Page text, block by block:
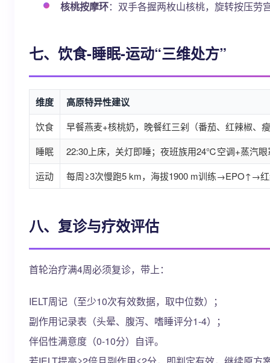
核桃按摩环：双手各握两枚山核桃，旋转按压劳
七、饮食-睡眠-运动“三维处方”
维度 高原特异性建议
饮食
早餐燕麦+核桃奶，晚餐红三剁（番茄、红辣椒、
睡眠
22:30上床，关灯即睡；夜班族用24℃空调+蒸汽
运动
每周≥3次慢跑5 km，海拔1900 m训练→EPO↑→
八、复诊与疗效评估
首轮治疗满4周必须复诊，带上：
IELT周记（至少10次有效数据，取中位数）；
副作用记录表（头晕、腹泻、嗜睡评分1-4）；
伴侣性满意度（0-10分）自评。